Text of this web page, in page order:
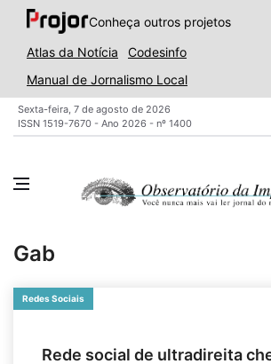
Conheça outros projetos
Atlas da Notícia
Codesinfo
Manual de Jornalismo Local
Sexta-feira, 7 de agosto de 2026
ISSN 1519-7670 - Ano 2026 - nº 1400
Gab
Redes Sociais
Rede social de ultradireita